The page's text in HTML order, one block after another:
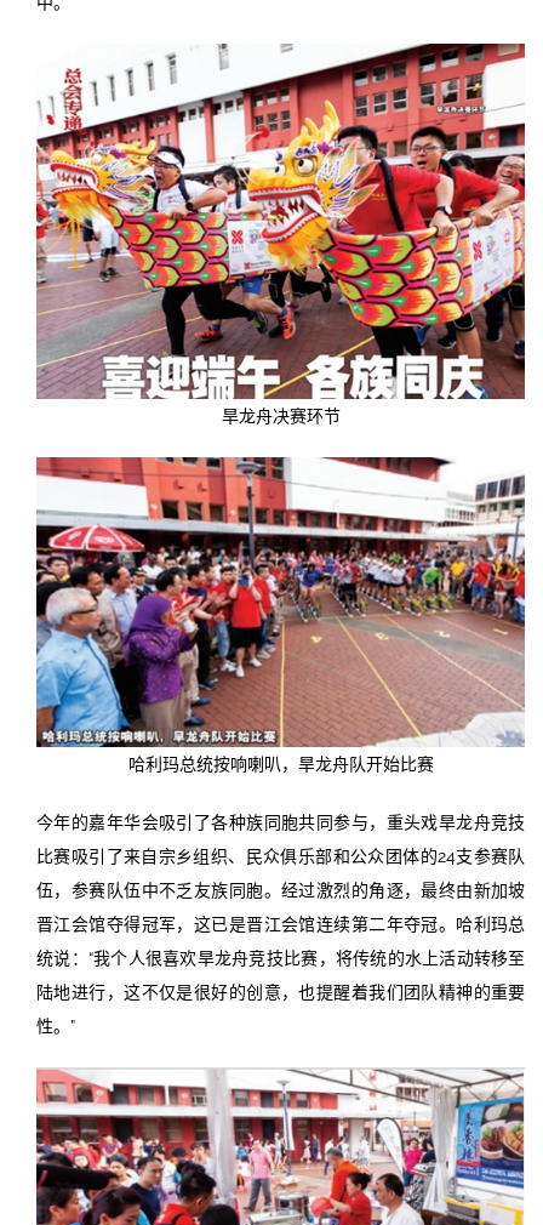
旱龙舟决赛环节
哈利玛总统按响喇叭，旱龙舟队开始比赛
今年的嘉年华会吸引了各种族同胞共同参与，重头戏旱龙舟竞技
比赛吸引了来自宗乡组织、民众俱乐部和公众团体的24支参赛队
伍，参赛队伍中不乏友族同胞。经过激烈的角逐，最终由新加坡
晋江会馆夺得冠军，这已是晋江会馆连续第二年夺冠。哈利玛总
统说：“我个人很喜欢旱龙舟竞技比赛，将传统的水上活动转移至
陆地进行，这不仅是很好的创意，也提醒着我们团队精神的重要
性。”